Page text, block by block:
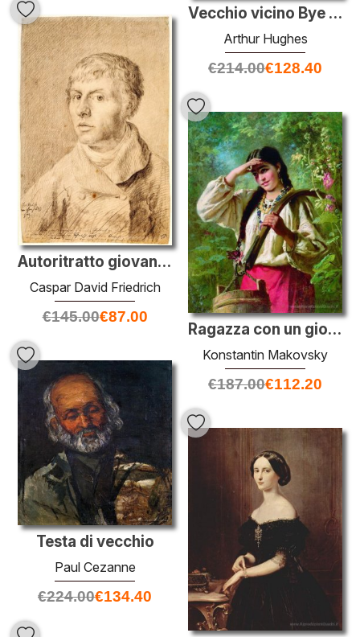
Vecchio vicino Bye finiti
Arthur Hughes
€214.00€128.40
Autoritratto giovanile
Caspar David Friedrich
€145.00€87.00
Ragazza con un giogo
Konstantin Makovsky
€187.00€112.20
Testa di vecchio
Paul Cezanne
€224.00€134.40